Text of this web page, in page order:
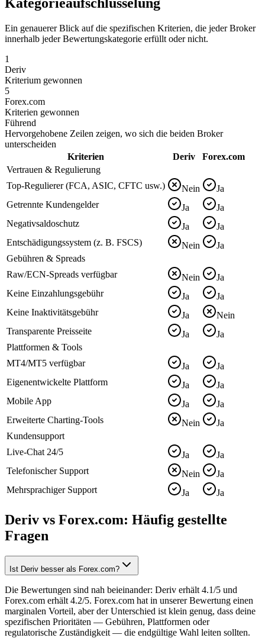
Ein genauerer Blick auf die spezifischen Kriterien, die jeder Broker
innerhalb jeder Bewertungskategorie erfüllt oder nicht.
1
Deriv
Kriterium gewonnen
5
Forex.com
Kriterien gewonnen
Führend
Hervorgehobene Zeilen zeigen, wo sich die beiden Broker
unterscheiden
Kriterien
Deriv
Forex.com
Vertrauen & Regulierung
Top-Regulierer (FCA, ASIC, CFTC usw.)
Nein
Ja
Getrennte Kundengelder
Ja
Ja
Negativsaldoschutz
Ja
Ja
Entschädigungssystem (z. B. FSCS)
Nein
Ja
Gebühren & Spreads
Raw/ECN-Spreads verfügbar
Nein
Ja
Keine Einzahlungsgebühr
Ja
Ja
Keine Inaktivitätsgebühr
Ja
Nein
Transparente Preisseite
Ja
Ja
Plattformen & Tools
MT4/MT5 verfügbar
Ja
Ja
Eigenentwickelte Plattform
Ja
Ja
Mobile App
Ja
Ja
Erweiterte Charting-Tools
Nein
Ja
Kundensupport
Live-Chat 24/5
Ja
Ja
Telefonischer Support
Nein
Ja
Mehrsprachiger Support
Ja Ja
Deriv vs Forex.com: Häufig gestellte
Fragen
Ist Deriv besser als Forex.com?
Die Bewertungen sind nah beieinander: Deriv erhält 4.1/5 und
Forex.com erhält 4.2/5. Forex.com hat in unserer Bewertung einen
marginalen Vorteil, aber der Unterschied ist klein genug, dass deine
spezifischen Prioritäten — Gebühren, Plattformen oder
regulatorische Zuständigkeit — die endgültige Wahl leiten sollten.